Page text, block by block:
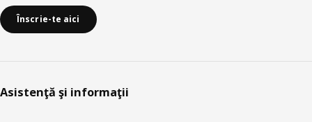
Înscrie-te aici
Asistenţă şi informaţii